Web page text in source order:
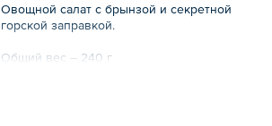
Овощной салат с брынзой и секретной
горской заправкой.
Общий вес – 240 г